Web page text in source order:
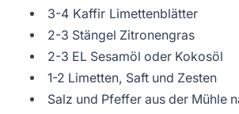
3-4 Kaffir Limettenblätter
2-3 Stängel Zitronengras
2-3 EL Sesamöl oder Kokosöl
1-2 Limetten, Saft und Zesten
Salz und Pfeffer aus der Mühle